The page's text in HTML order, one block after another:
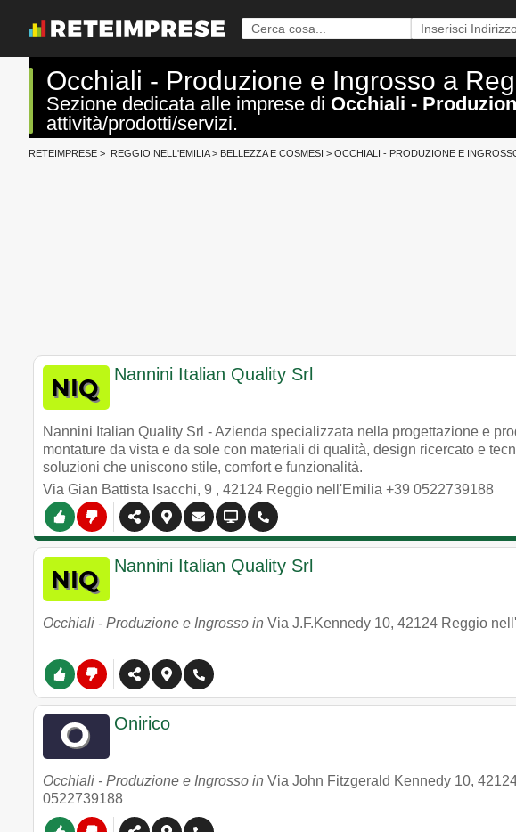
Occhiali - Produzione e Ingrosso a
Sezione dedicata alle imprese di Occhiali -
attività/prodotti/servizi.
RETEIMPRESE > REGGIO NELL'EMILIA> BELLEZZA E COSMESI > OCCHIALI - PRODUZIONE E
Nannini Italian Quality Srl
Nannini Italian Quality Srl - Azienda specializzata nella progettazione e
montature da vista e da sole con materiali di qualità, design ricercato e
soluzioni che uniscono stile, comfort e funzionalità.
Via Gian Battista Isacchi, 9 , 42124 Reggio nell'Emilia +39 0522739188
Nannini Italian Quality Srl
Occhiali - Produzione e Ingrosso in Via J.F.Kennedy 10, 42124 Reggio
Onirico
Occhiali - Produzione e Ingrosso in Via John Fitzgerald Kennedy 10,
0522739188